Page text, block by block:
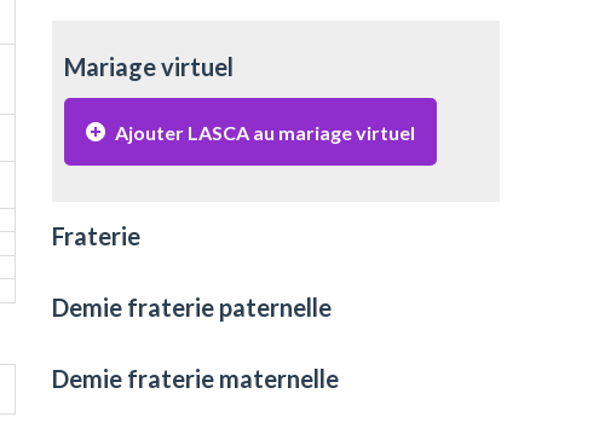
Mariage virtuel
Ajouter LASCA au mariage virtuel
Fraterie
Demie fraterie paternelle
Demie fraterie maternelle